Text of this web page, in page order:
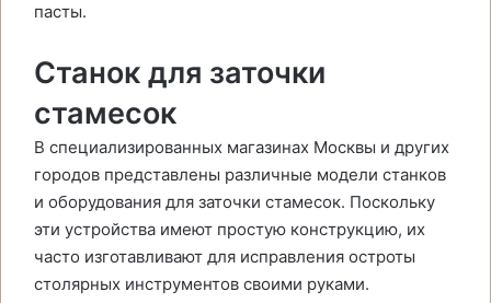
пасты.
Станок для заточки
стамесок
В специализированных магазинах Москвы и других
городов представлены различные модели станков
и оборудования для заточки стамесок. Поскольку
эти устройства имеют простую конструкцию, их
часто изготавливают для исправления остроты
столярных инструментов своими руками.